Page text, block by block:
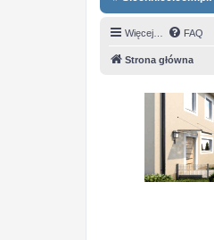
Więcej… FAQ
Strona główna